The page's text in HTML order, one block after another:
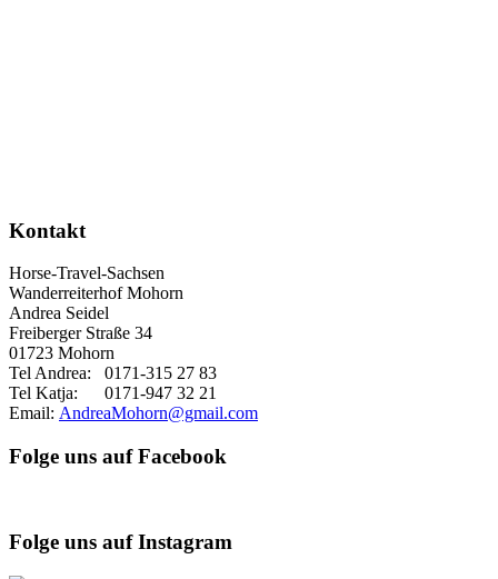
Kontakt
Horse-Travel-Sachsen
Wanderreiterhof Mohorn
Andrea Seidel
Freiberger Straße 34
01723 Mohorn
Tel Andrea: 0171-315 27 83
Tel Katja: 0171-947 32 21
Email: AndreaMohorn@gmail.com
Folge uns auf Facebook
Folge uns auf Instagram